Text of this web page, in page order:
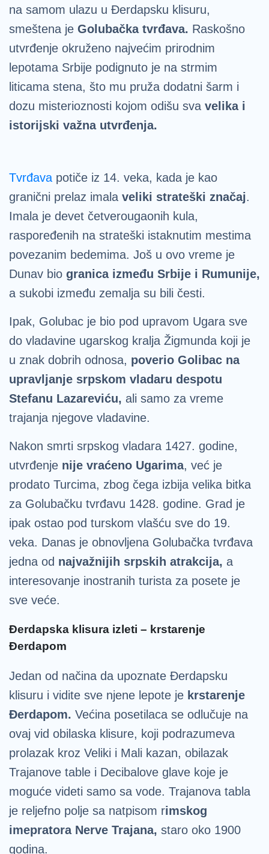
na samom ulazu u Đerdapsku klisuru,
smeštena je Golubačka tvrđava. Raskošno
utvrđenje okruženo najvećim prirodnim
lepotama Srbije podignuto je na strmim
liticama stena, što mu pruža dodatni šarm i
dozu misterioznosti kojom odišu sva velika i
istorijski važna utvrđenja.
Tvrđavapotiče iz 14. veka, kada je kao
granični prelaz imala veliki strateški značaj.
Imala je devet četverougaonih kula,
raspoređenih na strateški istaknutim mestima
povezanim bedemima. Još u ovo vreme je
Dunav bio granica između Srbije i Rumunije,
a sukobi između zemalja su bili česti.
Ipak, Golubac je bio pod upravom Ugara sve
do vladavine ugarskog kralja Žigmunda koji je
u znak dobrih odnosa, poverio Golibac na
upravljanje srpskom vladaru despotu
Stefanu Lazareviću, ali samo za vreme
trajanja njegove vladavine.
Nakon smrti srpskog vladara 1427. godine,
utvrđenje nije vraćeno Ugarima, već je
prodato Turcima, zbog čega izbija velika bitka
za Golubačku tvrđavu 1428. godine. Grad je
ipak ostao pod turskom vlašću sve do 19.
veka. Danas je obnovljena Golubačka tvrđava
jedna od najvažnijih srpskih atrakcija, a
interesovanje inostranih turista za posete je
sve veće.
Đerdapska klisura izleti – krstarenje
Đerdapom
Jedan od načina da upoznate Đerdapsku
klisuru i vidite sve njene lepote je krstarenje
Đerdapom. Većina posetilaca se odlučuje na
ovaj vid obilaska klisure, koji podrazumeva
prolazak kroz Veliki i Mali kazan, obilazak
Trajanove table i Decibalove glave koje je
moguće videti samo sa vode. Trajanova tabla
je reljefno polje sa natpisom rimskog
imepratora Nerve Trajana, staro oko 1900
godina.